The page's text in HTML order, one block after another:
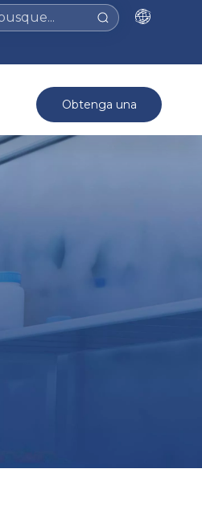
Obtenga una
cotización >